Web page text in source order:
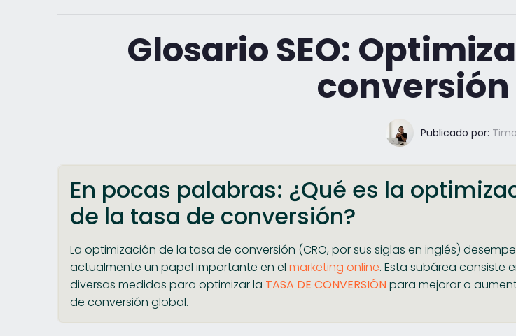
Glosario SEO:
conversión
Publicado por:
En pocas palabras: ¿Qué es la
de la tasa de conversión?
La optimización de la tasa de conversión (CRO, por sus siglas en inglés)
actualmente un papel importante en el marketing online. Esta subárea consiste
diversas medidas para optimizar la TASA DE CONVERSIÓNpara mejorar o
de conversión global.